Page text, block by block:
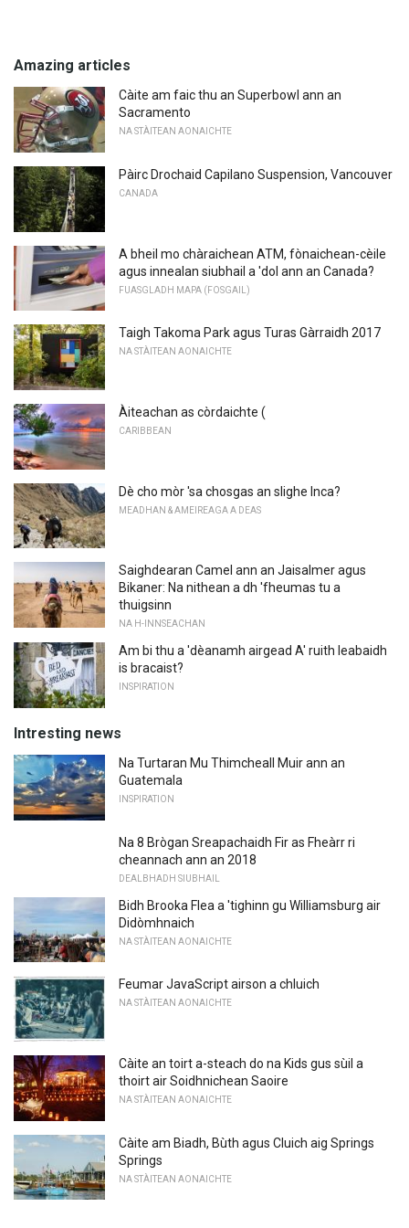
Amazing articles
Càite am faic thu an Superbowl ann an
Sacramento
NA STÀITEAN AONAICHTE
Pàirc Drochaid Capilano Suspension, Vancouver
CANADA
A bheil mo chàraichean ATM, fònaichean-cèile
agus innealan siubhail a 'dol ann an Canada?
FUASGLADH MAPA (FOSGAIL)
Taigh Takoma Park agus Turas Gàrraidh 2017
NA STÀITEAN AONAICHTE
Àiteachan as còrdaichte (
CARIBBEAN
Dè cho mòr 'sa chosgas an slighe Inca?
MEADHAN & AMEIREAGA A DEAS
Saighdearan Camel ann an Jaisalmer agus
Bikaner: Na nithean a dh 'fheumas tu a
thuigsinn
NA H-INNSEACHAN
Am bi thu a 'dèanamh airgead A' ruith leabaidh
is bracaist?
INSPIRATION
Intresting news
Na Turtaran Mu Thimcheall Muir ann an
Guatemala
INSPIRATION
Na 8 Brògan Sreapachaidh Fir as Fheàrr ri
cheannach ann an 2018
DEALBHADH SIUBHAIL
Bidh Brooka Flea a 'tighinn gu Williamsburg air
Didòmhnaich
NA STÀITEAN AONAICHTE
Feumar JavaScript airson a chluich
NA STÀITEAN AONAICHTE
Càite an toirt a-steach do na Kids gus sùil a
thoirt air Soidhnichean Saoire
NA STÀITEAN AONAICHTE
Càite am Biadh, Bùth agus Cluich aig Springs
Springs
NA STÀITEAN AONAICHTE